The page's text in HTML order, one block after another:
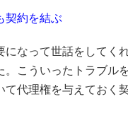
契約を結ぶ
になって世話をしてく
。こういったトラブル
て代理権を与えておく